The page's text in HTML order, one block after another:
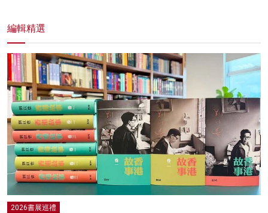
編輯精選
2026書展巡禮